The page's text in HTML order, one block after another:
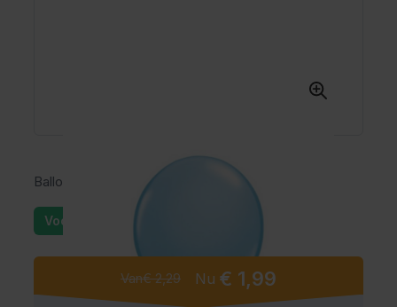
Ballonnen lichtblauw 10 stuks
Voorraad: 25+
Van€ 2,29 Nu € 1,99